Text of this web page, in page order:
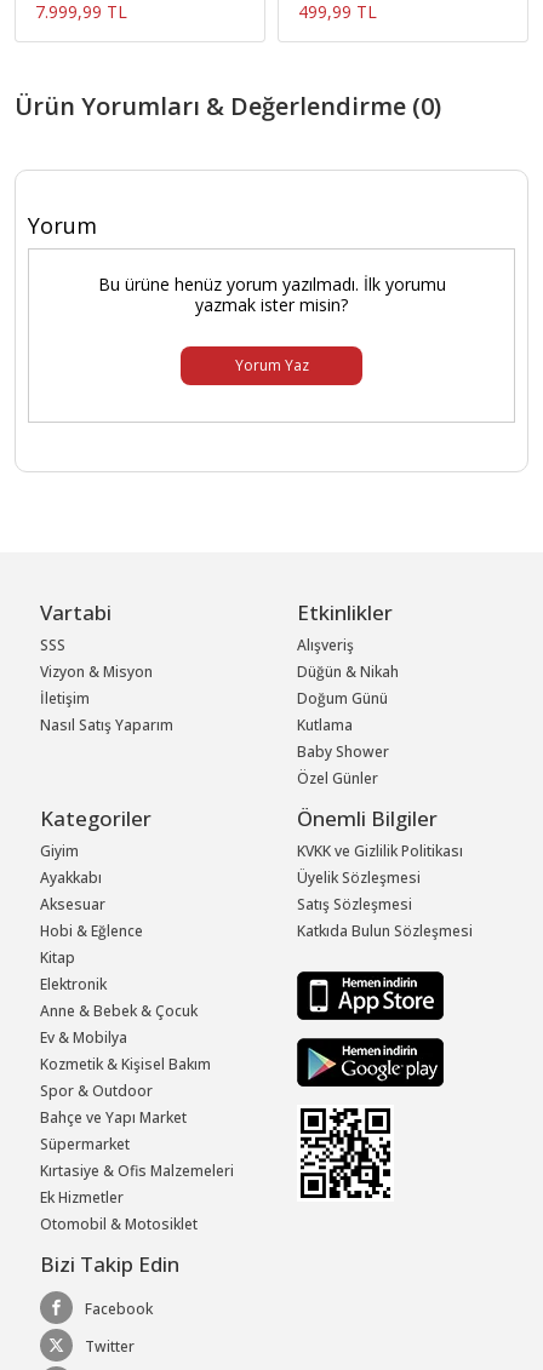
7.999,99 TL 499,99 TL
Ürün Yorumları & Değerlendirme (0)
Yorum
Bu ürüne henüz yorum yazılmadı. İlk yorumu
yazmak ister misin?
Yorum Yaz
Vartabi
SSS
Vizyon & Misyon
İletişim
Nasıl Satış Yaparım
Etkinlikler
Alışveriş
Düğün & Nikah
Doğum Günü
Kutlama
Baby Shower
Özel Günler
Kategoriler
Giyim
Ayakkabı
Aksesuar
Hobi & Eğlence
Kitap
Elektronik
Anne & Bebek & Çocuk
Ev & Mobilya
Kozmetik & Kişisel Bakım
Spor & Outdoor
Bahçe ve Yapı Market
Süpermarket
Kırtasiye & Ofis Malzemeleri
Ek Hizmetler
Otomobil & Motosiklet
Önemli Bilgiler
KVKK ve Gizlilik Politikası
Üyelik Sözleşmesi
Satış Sözleşmesi
Katkıda Bulun Sözleşmesi
Bizi Takip Edin
Facebook
Twitter